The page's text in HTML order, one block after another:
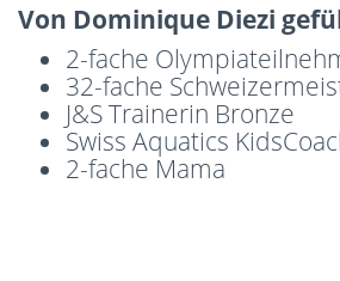
Von Dominique Diezi
2-fache
32-fache
J&S Trainerin Bronze
Swiss Aquatics
2-fache Mama